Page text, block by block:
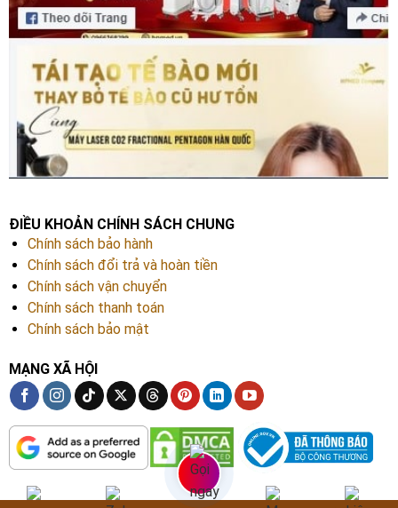
ĐIỀU KHOẢN CHÍNH SÁCH CHUNG
Chính sách bảo hành
Chính sách đổi trả và hoàn tiền
Chính sách vận chuyển
Chính sách thanh toán
Chính sách bảo mật
MẠNG XÃ HỘI